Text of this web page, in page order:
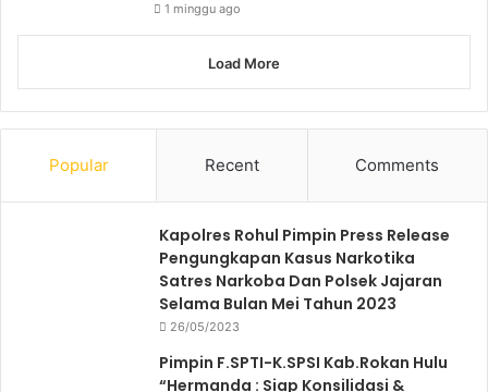
1 minggu ago
Load More
Popular Recent Comments
Kapolres Rohul Pimpin Press Release
Pengungkapan Kasus Narkotika
Satres Narkoba Dan Polsek Jajaran
Selama Bulan Mei Tahun 2023
26/05/2023
Pimpin F.SPTI-K.SPSI Kab.Rokan Hulu
“Hermanda : Siap Konsilidasi &